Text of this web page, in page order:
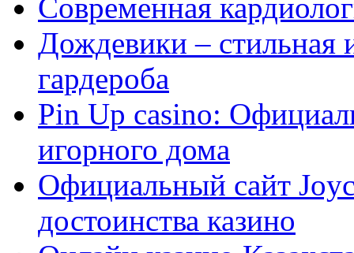
Современная
Дождевики – стильная
гардероба
Pin Up casino:
игорного дома
Официальный сайт
достоинства казино